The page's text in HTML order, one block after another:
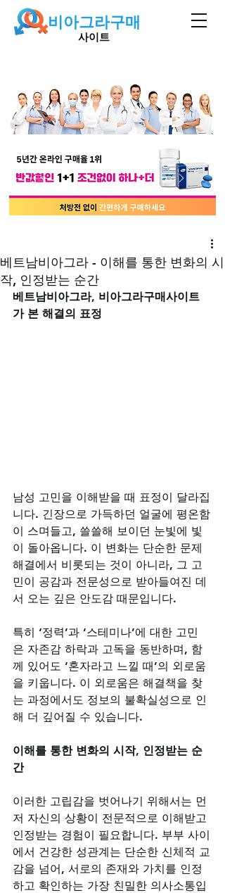
비아그라구매
사이트
베트남비아그라 - 이해를 통한 변화의 시
작, 인정받는 순간
베트남비아그라, 비아그라구매사이트
가 본 해결의 표정
남성 고민을 이해받을 때 표정이 달라집
니다. 긴장으로 가득하던 얼굴에 평온함
이 스며들고, 쓸쓸해 보이던 눈빛에 빛
이 돌아옵니다. 이 변화는 단순한 문제
해결에서 비롯되는 것이 아니라, 그 고
민이 공감과 전문성으로 받아들여진 데
서 오는 깊은 안도감 때문입니다.
특히 ‘정력’과 ‘스테미나’에 대한 고민
은 자존감 하락과 고독을 동반하며, 함
께 있어도 ‘혼자라고 느낄 때’의 외로움
을 키웁니다. 이 외로움은 해결책을 찾
는 과정에서도 정보의 불확실성으로 인
해 더 깊어질 수 있습니다.
이해를 통한 변화의 시작, 인정받는 순
간
이러한 고립감을 벗어나기 위해서는 먼
저 자신의 상황이 전문적으로 이해받고
인정받는 경험이 필요합니다. 부부 사이
에서 건강한 성관계는 단순한 신체적 교
감을 넘어, 서로의 존재와 가치를 인정
하고 확인하는 가장 친밀한 의사소통입